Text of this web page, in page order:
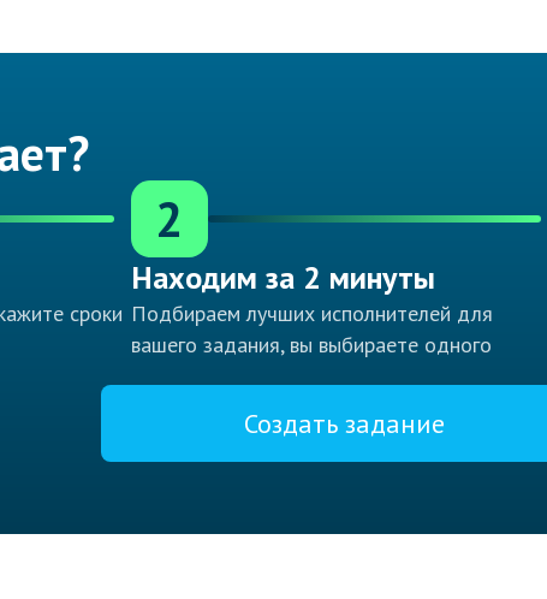
сроки
2
Находим за 2 минуты
Подбираем лучших исполнителей для
вашего задания, вы выбираете одного
Создать задание